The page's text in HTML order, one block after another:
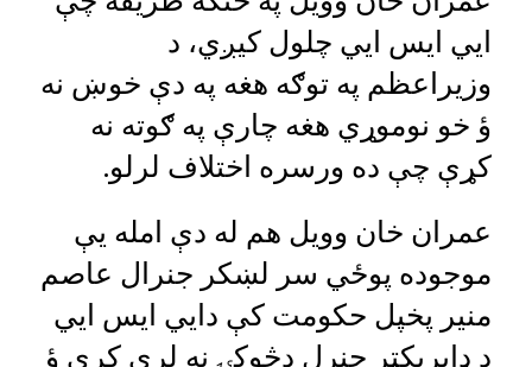
ایي ایس ایي چلول کیږي، د
وزیراعظم په توګه هغه په دې خوښ نه
ؤ خو نوموړي هغه چارې په ګوته نه
کړې چې ده ورسره اختلاف لرلو.
عمران خان وویل هم له دې امله یې
موجوده پوځي سر لښکر جنرال عاصم
منیر پخپل حکومت کې دایي ایس ایي
د ډایریکټر جنرل دڅوکۍ نه لرې کړی ؤ